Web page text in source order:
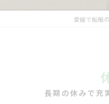
愛媛で船舶
長期の休みで充